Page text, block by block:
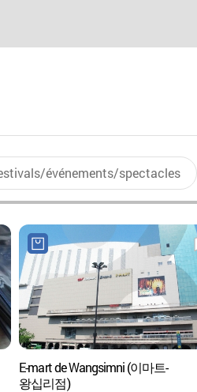
événements/spectacles
E-mart de Wangsimni (이마트-
왕십리점)